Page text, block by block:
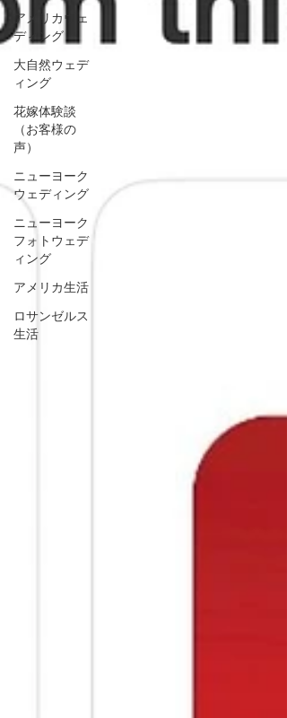
アメリカウェ
ディング
大自然ウェデ
ィング
花嫁体験談
（お客様の
声）
ニューヨーク
ウェディング
ニューヨーク
フォトウェデ
ィング
アメリカ生活
ロサンゼルス
生活